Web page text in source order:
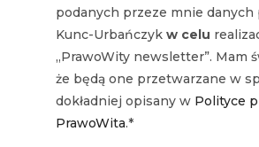
podanych przeze mnie danych
Kunc-Urbańczyk w celu
„PrawoWity newsletter”. Mam
że będą one przetwarzane w
dokładniej opisany w Polityce
PrawoWita.*